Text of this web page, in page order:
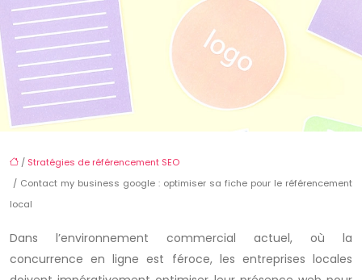
/ Stratégies de référencement SEO
/ Contact my business google : optimiser sa fiche pour le référencement
local
Dans l’environnement commercial actuel, où la
concurrence en ligne est féroce, les entreprises locales